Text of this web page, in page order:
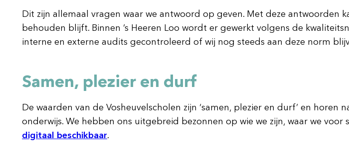
Dit zijn allemaal vragen waar we antwoord op geven. Met deze antwoorden
behouden blijft. Binnen ’s Heeren Loo wordt er gewerkt volgens de
interne en externe audits gecontroleerd of wij nog steeds aan deze norm
Samen, plezier en durf
De waarden van de Vosheuvelscholen zijn ‘samen, plezier en durf’ en
onderwijs. We hebben ons uitgebreid bezonnen op wie we zijn, waar we
digitaal beschikbaar.